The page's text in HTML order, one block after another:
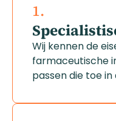
1.
Wij kennen de
farmaceutische
passen die toe